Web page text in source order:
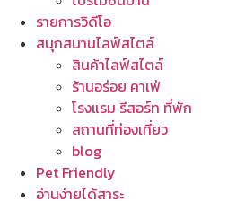
รายการวิดีโอ
สนุกสนานไลฟ์สไตล์
สินค้าไลฟ์สไตล์
ร้านอร่อย คาเฟ่
โรงแรม รีสอร์ท ที่พัก
สถานที่ท่องเที่ยว
blog
Pet Friendly
อ่านง่ายได้สาระ